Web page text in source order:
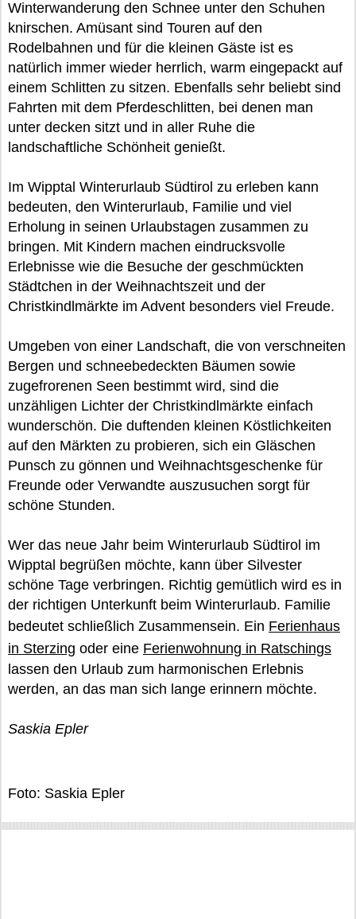
Winterwanderung den Schnee unter den Schuhen
knirschen. Amüsant sind Touren auf den
Rodelbahnen und für die kleinen Gäste ist es
natürlich immer wieder herrlich, warm eingepackt auf
einem Schlitten zu sitzen. Ebenfalls sehr beliebt sind
Fahrten mit dem Pferdeschlitten, bei denen man
unter decken sitzt und in aller Ruhe die
landschaftliche Schönheit genießt.
Im Wipptal Winterurlaub Südtirol zu erleben kann
bedeuten, den Winterurlaub, Familie und viel
Erholung in seinen Urlaubstagen zusammen zu
bringen. Mit Kindern machen eindrucksvolle
Erlebnisse wie die Besuche der geschmückten
Städtchen in der Weihnachtszeit und der
Christkindlmärkte im Advent besonders viel Freude.
Umgeben von einer Landschaft, die von verschneiten
Bergen und schneebedeckten Bäumen sowie
zugefrorenen Seen bestimmt wird, sind die
unzähligen Lichter der Christkindlmärkte einfach
wunderschön. Die duftenden kleinen Köstlichkeiten
auf den Märkten zu probieren, sich ein Gläschen
Punsch zu gönnen und Weihnachtsgeschenke für
Freunde oder Verwandte auszusuchen sorgt für
schöne Stunden.
Wer das neue Jahr beim Winterurlaub Südtirol im
Wipptal begrüßen möchte, kann über Silvester
schöne Tage verbringen. Richtig gemütlich wird es in
der richtigen Unterkunft beim Winterurlaub. Familie
bedeutet schließlich Zusammensein. Ein Ferienhaus
in Sterzing oder eine Ferienwohnung in Ratschings
lassen den Urlaub zum harmonischen Erlebnis
werden, an das man sich lange erinnern möchte.
Saskia Epler
Foto: Saskia Epler